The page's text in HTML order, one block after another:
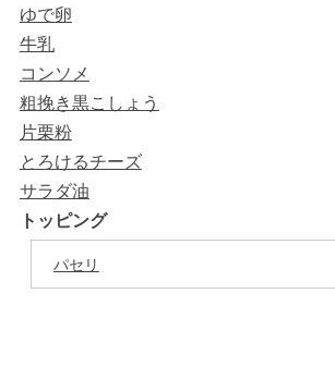
ゆで卵
牛乳
コンソメ
粗挽き黒こしょう
片栗粉
とろけるチーズ
サラダ油
トッピング
パセリ